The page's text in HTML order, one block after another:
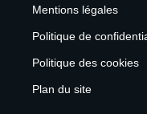
Mentions légales
Politique de
Politique des cookies
Plan du site